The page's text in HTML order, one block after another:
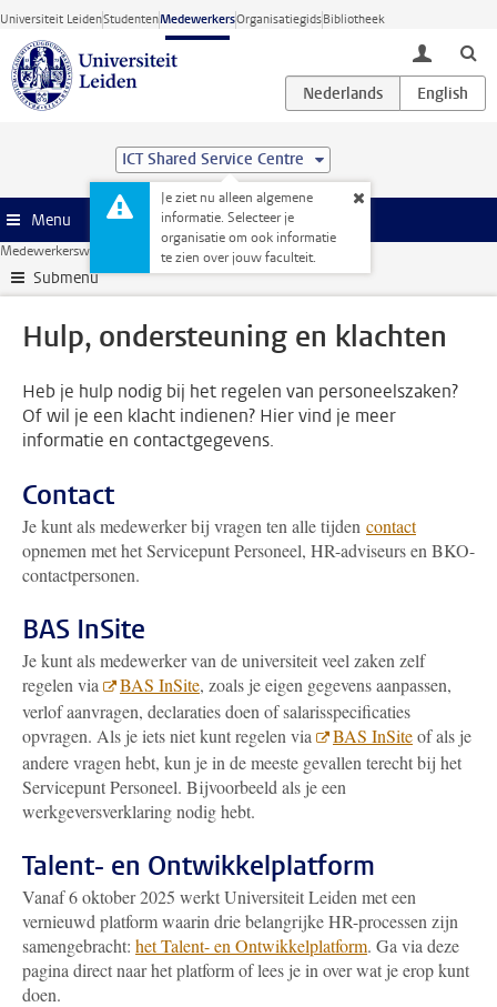
Ga direct naar de inhoud
Universiteit LeidenStudentenMedewerkersOrganisatiegidsBibliotheek
toggle
ICT Shared Service Centre
Je ziet nu alleen algemene
informatie. Selecteer je
organisatie om ook informatie
te zien over jouw faculteit.
Menu
Medewerkerswebsite Hulp, ondersteuning en klachten
Submenu
Hulp, ondersteuning en klachten
Heb je hulp nodig bij het regelen van personeelszaken?
Of wil je een klacht indienen? Hier vind je meer
informatie en contactgegevens.
Contact
Je kunt als medewerker bij vragen ten alle tijden contact
opnemen met het Servicepunt Personeel, HR-adviseurs en BKO-
contactpersonen.
BAS InSite
Je kunt als medewerker van de universiteit veel zaken zelf
regelen via
BAS InSite, zoals je eigen gegevens aanpassen,
verlof aanvragen, declaraties doen of salarisspecificaties
opvragen. Als je iets niet kunt regelen via BAS InSiteof als je
andere vragen hebt, kun je in de meeste gevallen terecht bij het
Servicepunt Personeel. Bijvoorbeeld als je een
werkgeversverklaring nodig hebt.
Talent- en Ontwikkelplatform
Vanaf 6 oktober 2025 werkt Universiteit Leiden met een
vernieuwd platform waarin drie belangrijke HR-processen zijn
samengebracht: het Talent- en Ontwikkelplatform. Ga via deze
pagina direct naar het platform of lees je in over wat je erop kunt
doen.